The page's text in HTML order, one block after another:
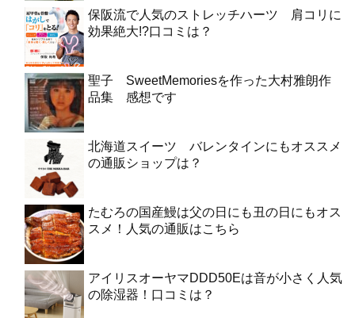
保阪流で人気のストレッチハーツ 肩コリに
効果絶大!?口コミは？
聖子 SweetMemoriesを作った大村雅朗作
品集 感想です
北海道スイーツ バレンタインにもオススメ
の通販ショップは？
たむろの国産鰻は父の日にも丑の日にもオス
スメ！人気の通販はこちら
アイリスオーヤマDDD50Eは音が小さく人気
の除湿器！口コミは？